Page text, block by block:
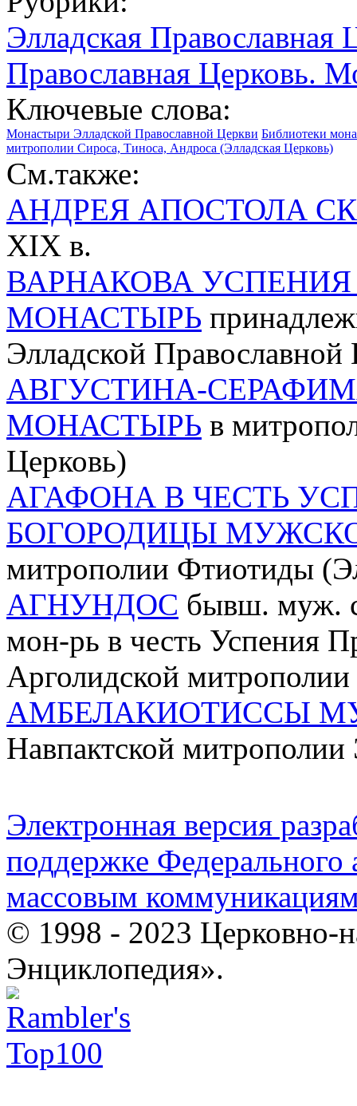
Элладская Православная
Православная Церковь.
Ключевые слова:
Монастыри Элладской Православной Церкви Библиотеки
митрополии Сироса, Тиноса, Андроса (Элладская Церковь)
См.также:
АНДРЕЯ АПОСТОЛА
XIX в.
ВАРНАКОВА
МОНАСТЫРЬ
Элладской Православной
АВГУСТИНА-
МОНАСТЫРЬ в
Церковь)
АГАФОНА В ЧЕСТЬ
БОГОРОДИЦЫ
митрополии Фтиотиды
АГНУНДОС бывш. муж.
мон-рь в честь Успения
Арголидской
АМБЕЛАКИОТИССЫ
Навпактской
Электронная версия
поддержке Федерального
массовым
© 1998 - 2023 Церковно-
Энциклопедия».